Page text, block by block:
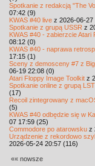
Spotkanie z redakcją "The
07:42 (9)
KWAS #40 live z 2026-06-27
Spotkanie z grupą USSR z
KWAS #40 - zabierzcie Atari
08:12 (0)
KWAS #40 - naprawa
17:15 (1)
Sceny z demosceny #7 z
06-19 22:08 (0)
Atari Floppy Image Toolkit z
Spotkanie online z grupą LST
(17)
Recoil zintegrowany z
(5)
KWAS #40 odbędzie się w
07 17:59 (25)
Commodore po atarowsku z
Urządzenie z rekordowo
2026-05-24 20:57 (116)
«« nowsze